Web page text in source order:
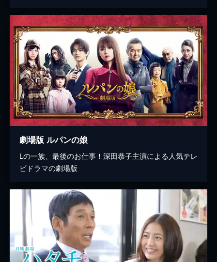
劇場版 ルパンの娘
Lの一族、最後のお仕事！深田恭子主演による人気テレ
ビドラマの劇場版